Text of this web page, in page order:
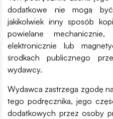
dodatkowe nie mogą
jakikolwiek inny sposób
powielane mechanicznie,
elektronicznie lub
środkach publicznego
wydawcy.
Wydawca zastrzega zgodę
tego podręcznika, jego
dodatkowych przez osoby